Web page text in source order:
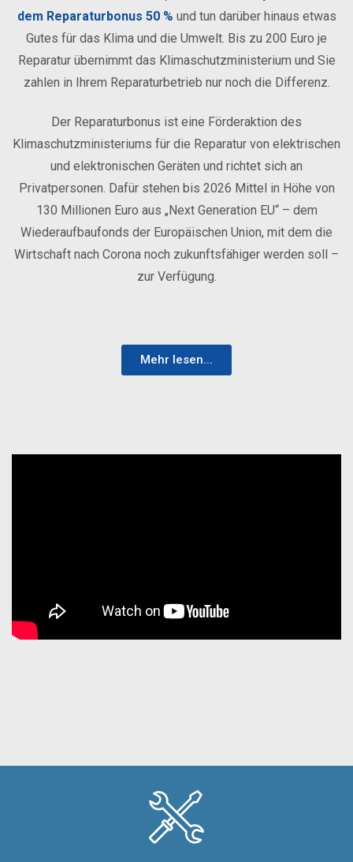
dem Reparaturbonus 50 % und tun darüber hinaus etwas
Gutes für das Klima und die Umwelt. Bis zu 200 Euro je
Reparatur übernimmt das Klimaschutzministerium und Sie
zahlen in Ihrem Reparaturbetrieb nur noch die Differenz.
Der Reparaturbonus ist eine Förderaktion des
Klimaschutzministeriums für die Reparatur von elektrischen
und elektronischen Geräten und richtet sich an
Privatpersonen. Dafür stehen bis 2026 Mittel in Höhe von
130 Millionen Euro aus „Next Generation EU“ – dem
Wiederaufbaufonds der Europäischen Union, mit dem die
Wirtschaft nach Corona noch zukunftsfähiger werden soll –
zur Verfügung.
Mehr lesen...